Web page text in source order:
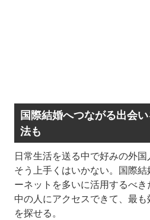
国際結婚へつながる出会
法も
日常生活を送る中で好みの外国
そう上手くはいかない。国際
ーネットを多いに活用するべ
中の人にアクセスできて、最
を探せる。